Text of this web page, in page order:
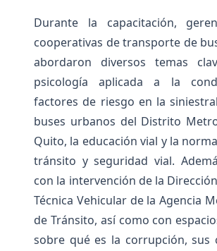
Durante la capacitación,
cooperativas de transporte de
abordaron diversos temas
psicología aplicada a la
factores de riesgo en la
buses urbanos del Distrito
Quito, la educación vial y la
tránsito y seguridad vial.
con la intervención de la
Técnica Vehicular de la Agencia
de Tránsito, así como con
sobre qué es la corrupción, sus